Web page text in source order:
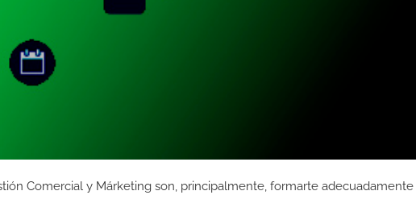
Comercial y Márketing son, principalmente, formarte adecuadamente